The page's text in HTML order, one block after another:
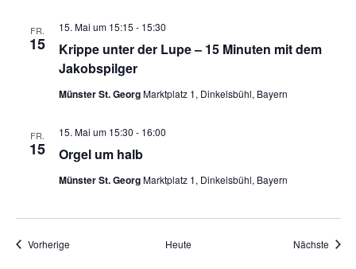
FR.
15
Krippe unter der Lupe – 15 Minuten mit dem
Jakobspilger
15. Mai um 15:15 - 15:30
Münster St. GeorgMarktplatz 1, Dinkelsbühl, Bayern
FR.
15 Orgel um halb
15. Mai um 15:30 - 16:00
Münster St. GeorgMarktplatz 1, Dinkelsbühl, Bayern
VorherigeVeranstaltungen Heute Nächste